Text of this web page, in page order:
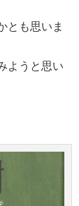
とも思いま
ようと思い